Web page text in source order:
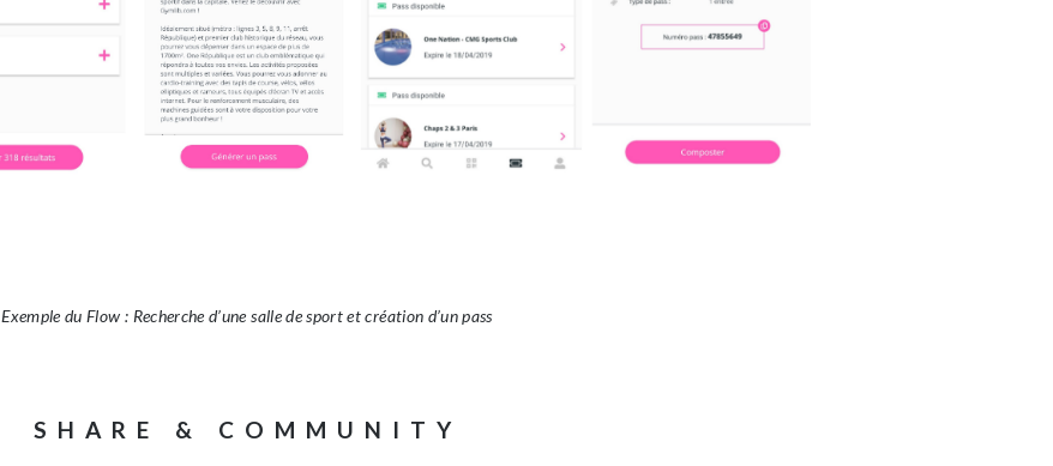
Exemple du Flow : Recherche d’une salle de sport et création d’un pass
SHARE & COMMUNITY